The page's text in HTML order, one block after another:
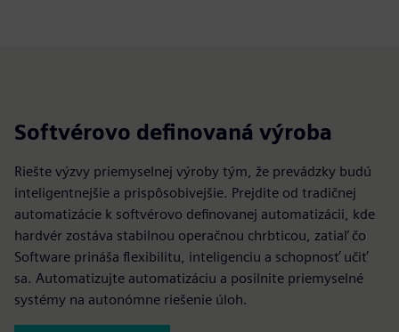
Softvérovo definovaná výroba
Riešte výzvy priemyselnej výroby tým, že prevádzky budú
inteligentnejšie a prispôsobivejšie. Prejdite od tradičnej
automatizácie k softvérovo definovanej automatizácii, kde
hardvér zostáva stabilnou operačnou chrbticou, zatiaľ čo
Software prináša flexibilitu, inteligenciu a schopnosť učiť
sa. Automatizujte automatizáciu a posilnite priemyselné
systémy na autonómne riešenie úloh.